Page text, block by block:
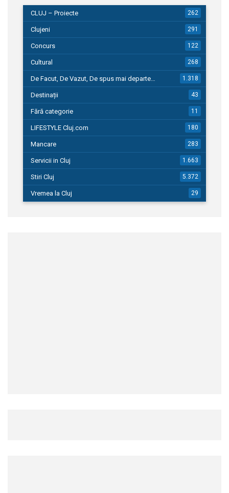
CLUJ – Proiecte 262
Clujeni 291
Concurs 122
Cultural 268
De Facut, De Vazut, De spus mai departe… 1.318
Destinații 43
Fără categorie 11
LIFESTYLE Cluj.com 180
Mancare 283
Servicii in Cluj 1.663
Stiri Cluj 5.372
Vremea la Cluj 29